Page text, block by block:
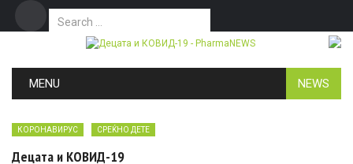
Search for:
MENU NEWS
КОРОНАВИРУС СРЕЌНО ДЕТЕ
Децата и КОВИД-19